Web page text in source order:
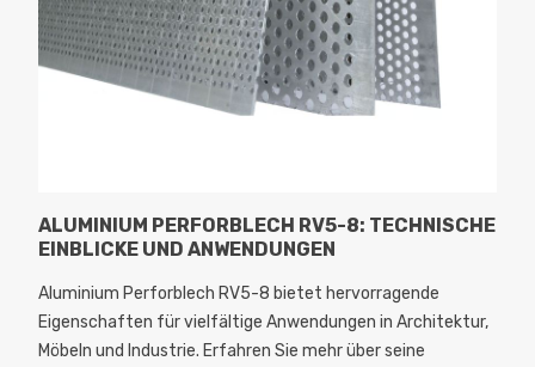
ALUMINIUM PERFORBLECH RV5-8: TECHNISCHE
EINBLICKE UND ANWENDUNGEN
Aluminium Perforblech RV5-8 bietet hervorragende
Eigenschaften für vielfältige Anwendungen in Architektur,
Möbeln und Industrie. Erfahren Sie mehr über seine